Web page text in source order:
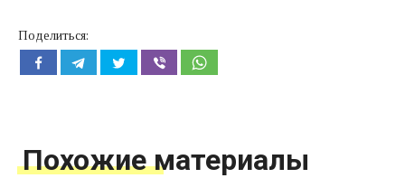
Поделиться:
Похожие материалы